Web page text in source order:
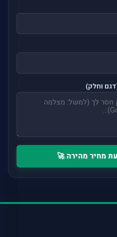
וחלק)
מחיר מהירה 🚀